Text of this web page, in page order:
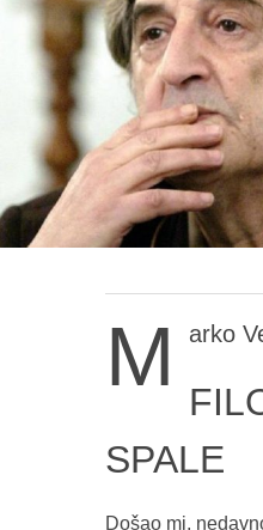
M arko
SPALE
Došao mi,